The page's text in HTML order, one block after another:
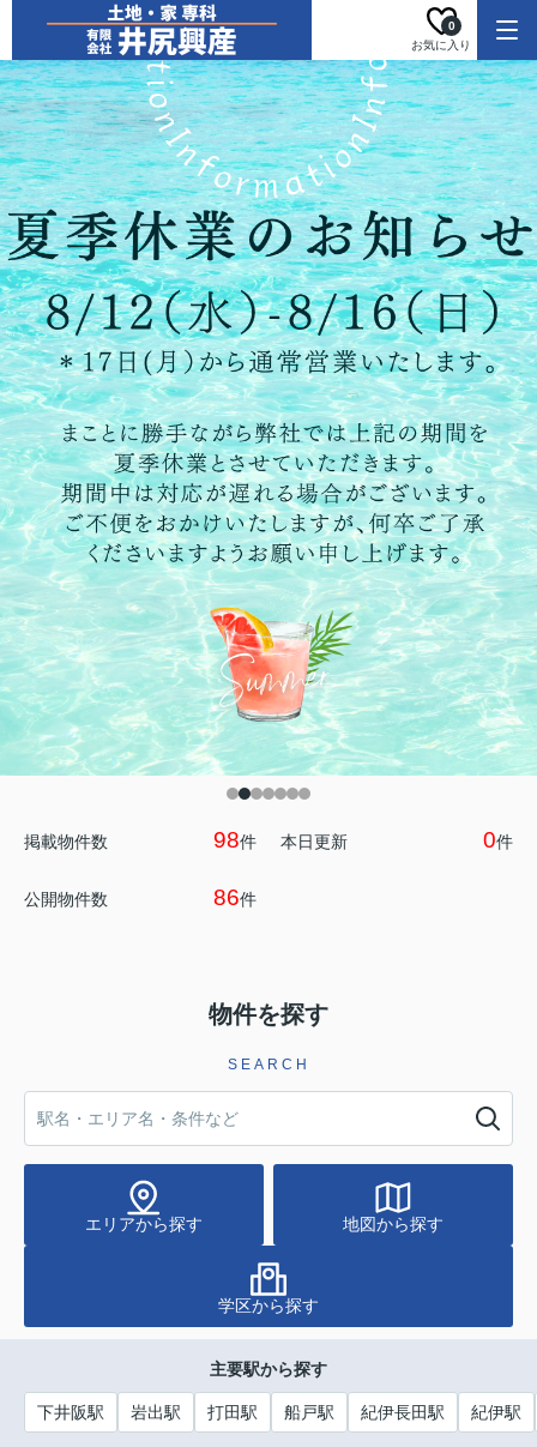
お気に入り
0
掲載物件数 98件 本日更新 0件
公開物件数 86件
物件を探す
SEARCH
エリアから探す 地図から探す
学区から探す
主要駅から探す
下井阪駅 岩出駅 打田駅 船戸駅 紀伊長田駅 紀伊駅